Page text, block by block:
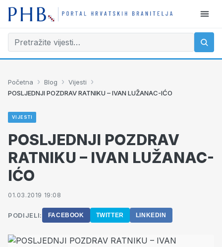
Početna › Blog › Vijesti ›
POSLJEDNJI POZDRAV RATNIKU – IVAN LUŽANAC-IĆO
VIJESTI
POSLJEDNJI POZDRAV
RATNIKU – IVAN LUŽANAC-
IĆO
01.03.2019 19:08
PODIJELI: FACEBOOK TWITTER LINKEDIN